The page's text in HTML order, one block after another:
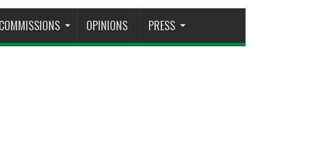
OPINIONS PRESS